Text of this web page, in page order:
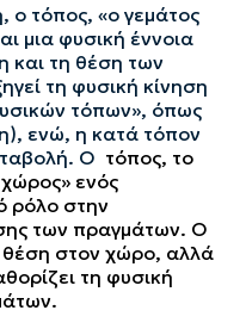
ο τόπος, «ο γεμάτος
μια φυσική έννοια
και τη θέση των
τη φυσική κίνηση
τόπων», όπως
ενώ, η κατά τόπον
Ο τόπος, το
ενός
ρόλο στην
των πραγμάτων. Ο
θέση στον χώρο, αλλά
τη φυσική